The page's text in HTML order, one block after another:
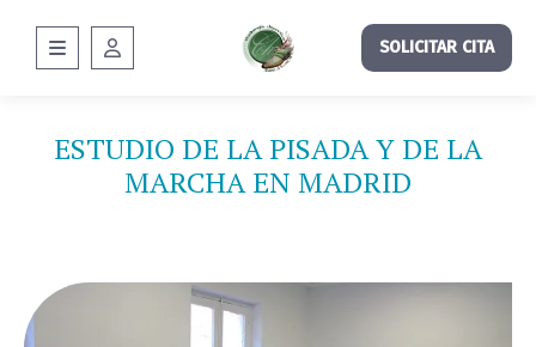
SOLICITAR CITA
ESTUDIO DE LA PISADA Y DE LA
MARCHA EN MADRID